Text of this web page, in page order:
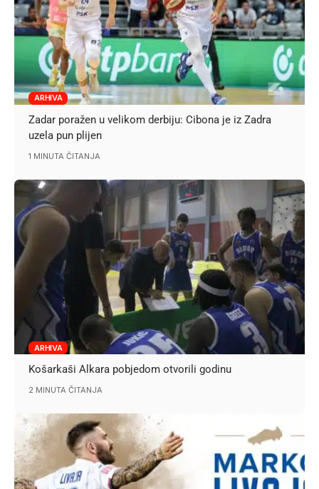
ARHIVA
Zadar poražen u velikom derbiju: Cibona je iz Zadra
uzela pun plijen
1 MINUTA ČITANJA
ARHIVA
Košarkaši Alkara pobjedom otvorili godinu
2 MINUTA ČITANJA